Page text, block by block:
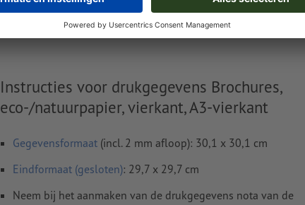
35,28 kg
Instructies voor drukgegevens Brochures,
eco-/natuurpapier, vierkant, A3-vierkant
Gegevensformaat (incl. 2 mm afloop): 30,1 x 30,1 cm
Eindformaat (gesloten): 29,7 x 29,7 cm
Neem bij het aanmaken van de drukgegevens nota van de